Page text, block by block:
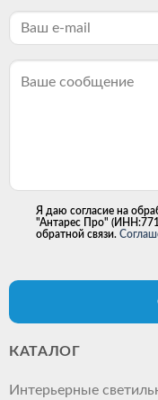
Я даю согласие на
"Антарес Про"
обратной связи.
КАТАЛОГ
Интерьерные